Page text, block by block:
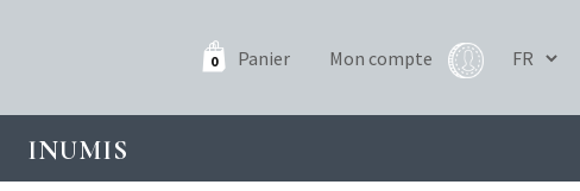
0 Panier Mon compte
INUMIS